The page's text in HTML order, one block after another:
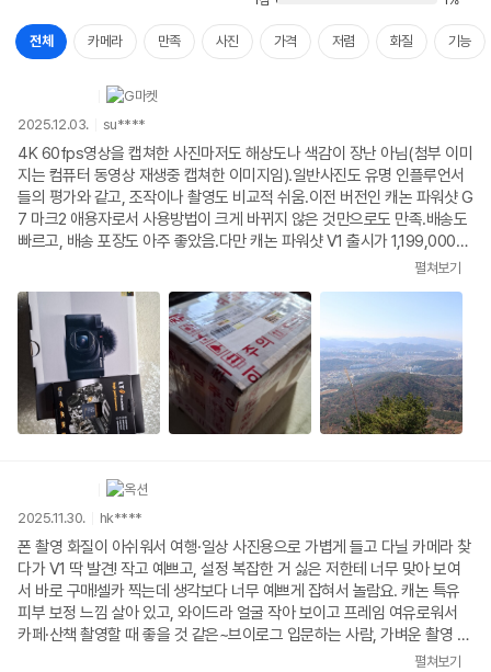
전체 카메라 만족 사진 가격 저렴 화질 기능
2025.12.03. su****
4K 60fps영상을 캡쳐한 사진마저도 해상도나 색감이 장난 아님(첨부 이미
지는 컴퓨터 동영상 재생중 캡쳐한 이미지임).일반사진도 유명 인플루언서
들의 평가와 같고, 조작이나 촬영도 비교적 쉬움.이전 버전인 캐논 파워샷 G
7 마크2 애용자로서 사용방법이 크게 바뀌지 않은 것만으로도 만족.배송도
빠르고, 배송 포장도 아주 좋았음.다만 캐논 파워샷 V1 출시가 1,199,000원
인데 거의10만원 가까이 눈탱이 치는건 좀 아닌 듯 그나마 여기가 잴 적게
보여서 결국 질렀지만 ㅠㅠ), 메모리까지 샀지만 256GB 메모리가 28만원
하는것 좀 과한 듯..요약. 카메라 성능 최상, 배송 빠르고, 포장 아주 잘했음.
다만 가격은 눈탱이.
펼쳐보기
2025.11.30. hk****
폰 촬영 화질이 아쉬워서 여행·일상 사진용으로 가볍게 들고 다닐 카메라 찾
다가 V1 딱 발견! 작고 예쁘고, 설정 복잡한 거 싫은 저한테 너무 맞아 보여
서 바로 구매!셀카 찍는데 생각보다 너무 예쁘게 잡혀서 놀람요. 캐논 특유
피부 보정 느낌 살아 있고, 와이드라 얼굴 작아 보이고 프레임 여유로워서
카페·산책 촬영할 때 좋을 것 같은~브이로그 입문하는 사람, 가벼운 촬영 위
주인 사람한테는 진짜 추천할만한 카메라!그리고 컴온탑 배송도 빠르고 무
펼쳐보기